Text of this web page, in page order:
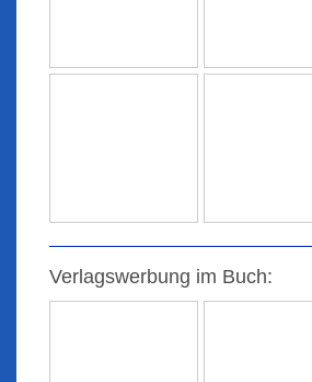
Verlagswerbung im Buch: